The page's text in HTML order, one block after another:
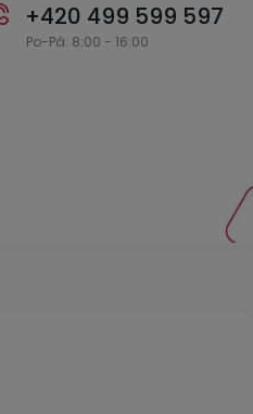
+420 499 599 597